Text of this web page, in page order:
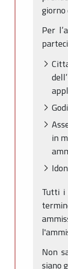
giorno
Per
in
Tutti i
Non
siano